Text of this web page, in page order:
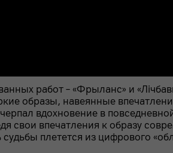
работ – «Фрыланс» и
образы, навеянные
вдохновение в
свои впечатления к образу
плетется из цифрового